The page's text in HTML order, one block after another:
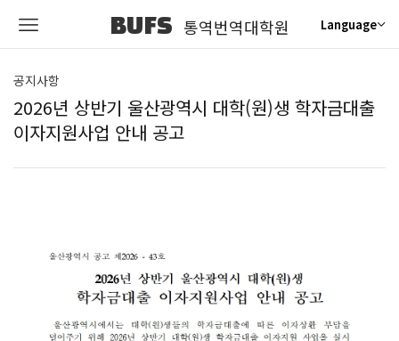
BUFS 통역번역대학원 Language
공지사항
2026년 상반기 울산광역시 대학(원)생 학자금대출
이자지원사업 안내 공고